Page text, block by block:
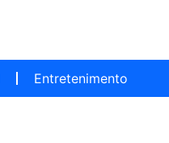
Entretenimento